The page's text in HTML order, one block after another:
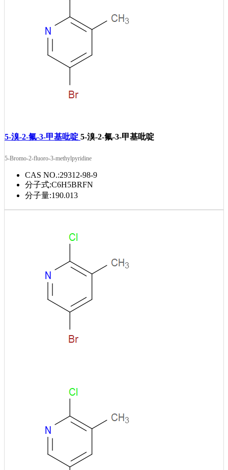
5-溴-2-氟-3-甲基吡啶 5-溴-2-氟-3-甲基吡啶
5-Bromo-2-fluoro-3-methylpyridine
CAS NO.:29312-98-9
分子式:C6H5BRFN
分子量:190.013